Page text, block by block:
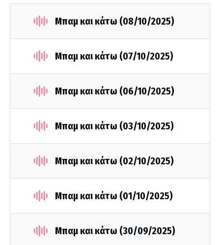
Μπαμ και κάτω (08/10/2025)
Μπαμ και κάτω (07/10/2025)
Μπαμ και κάτω (06/10/2025)
Μπαμ και κάτω (03/10/2025)
Μπαμ και κάτω (02/10/2025)
Μπαμ και κάτω (01/10/2025)
Μπαμ και κάτω (30/09/2025)